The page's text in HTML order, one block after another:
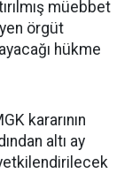
müebbet
örgüt
hükme
kararının
altı ay